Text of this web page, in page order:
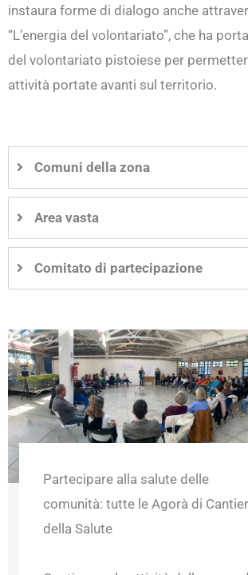
instaura forme di dialogo anche
“L’energia del volontariato”, che ha
del volontariato pistoiese per
attività portate avanti sul territorio.
Comuni della zona
Area vasta
Comitato di partecipazione
Partecipare alla salute delle
comunità: tutte le Agorà di
della Salute